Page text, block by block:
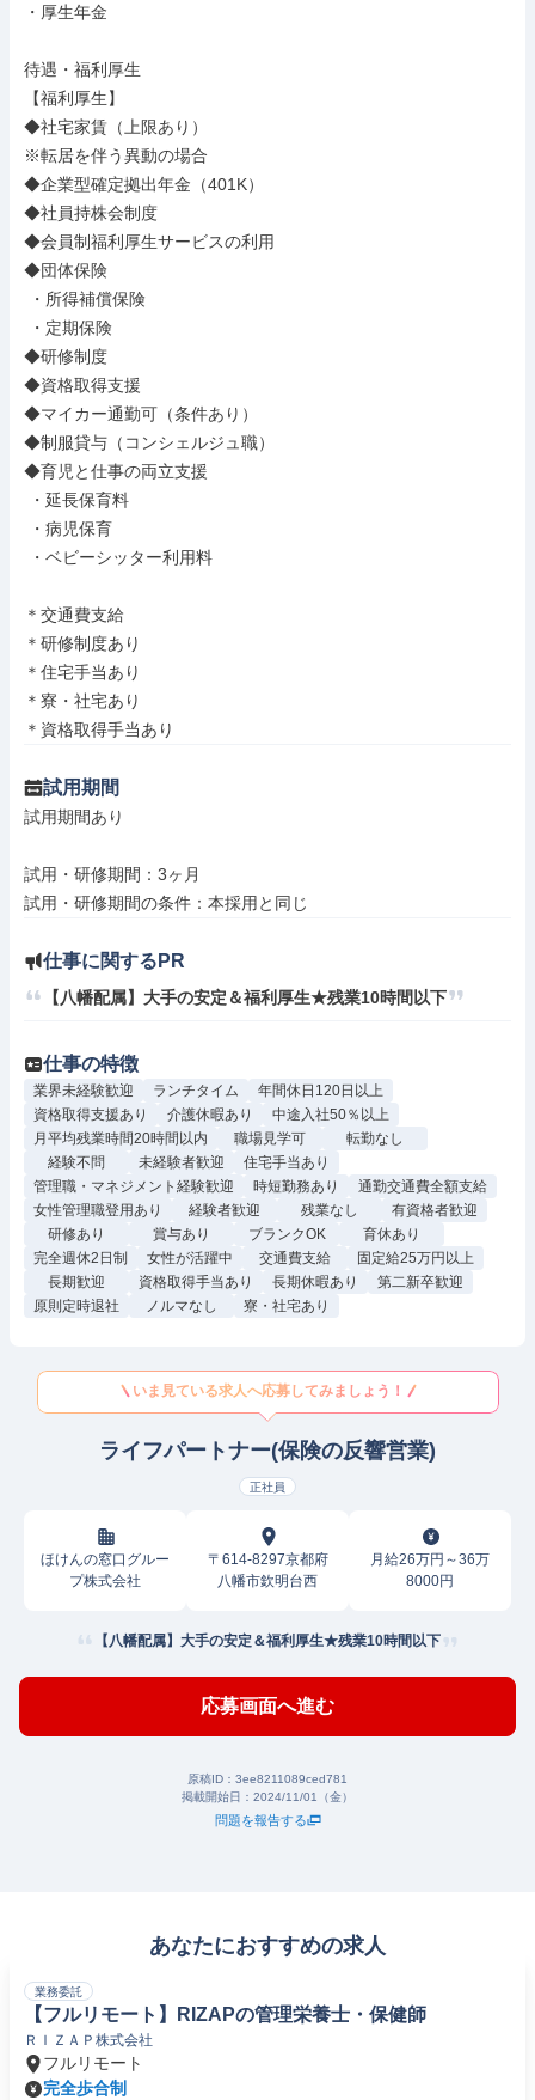
・厚生年金
待遇・福利厚生
【福利厚生】
◆社宅家賃（上限あり）
※転居を伴う異動の場合
◆企業型確定拠出年金（401K）
◆社員持株会制度
◆会員制福利厚生サービスの利用
◆団体保険
◆研修制度
◆資格取得支援
◆マイカー通勤可（条件あり）
◆制服貸与（コンシェルジュ職）
◆育児と仕事の両立支援
＊交通費支給
＊研修制度あり
＊住宅手当あり
＊寮・社宅あり
＊資格取得手当あり
試用期間
試用期間あり
試用・研修期間：3ヶ月
仕事に関するPR
【八幡配属】大手の安定＆福利厚生★残業10時間以下
仕事の特徴
業界未経験歓迎 ランチタイム
年間休日120日以上
資格取得支援あり
介護休暇あり
中途入社50％以上
月平均残業時間20時間以内
職場見学可
転勤なし
経験不問
未経験者歓迎
住宅手当あり
管理職・マネジメント経験歓迎
時短勤務あり
通勤交通費全額支給
女性管理職登用あり
経験者歓迎 残業なし
有資格者歓迎
研修あり
賞与あり ブランクOK
育休あり
完全週休2日制
女性が活躍中 交通費支給
固定給25万円以上
長期歓迎
資格取得手当あり 長期休暇あり
第二新卒歓迎
原則定時退社
ノルマなし 寮・社宅あり
いま見ている求人へ応募してみましょう！
ライフパートナー(保険の反響営業)
正社員
ほけんの窓口グルー
プ株式会社
〒614-8297京都府
八幡市欽明台西
月給26万円～36万
8000円
【八幡配属】大手の安定＆福利厚生★残業10時間以下
応募画面へ進む
原稿ID： 3ee8211089ced781
掲載開始日： 2024/11/01（金）
問題を報告する
あなたにおすすめの求人
業務委託
【フルリモート】RIZAPの管理栄養士・保健師
ＲＩＺＡＰ株式会社
フルリモート
完全歩合制